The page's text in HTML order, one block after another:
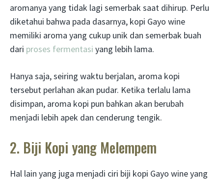
aromanya yang tidak lagi semerbak saat dihirup. Perlu
diketahui bahwa pada dasarnya, kopi Gayo wine
memiliki aroma yang cukup unik dan semerbak buah
dari proses fermentasi yang lebih lama.
Hanya saja, seiring waktu berjalan, aroma kopi
tersebut perlahan akan pudar. Ketika terlalu lama
disimpan, aroma kopi pun bahkan akan berubah
menjadi lebih apek dan cenderung tengik.
2. Biji Kopi yang Melempem
Hal lain yang juga menjadi ciri biji kopi Gayo wine yang